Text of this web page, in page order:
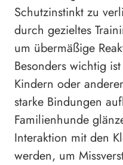
Schutzinstinkt zu
durch gezieltes
um übermäßige
Besonders wichtig
Kindern oder
starke Bindungen
Familienhunde
Interaktion mit den
werden, um